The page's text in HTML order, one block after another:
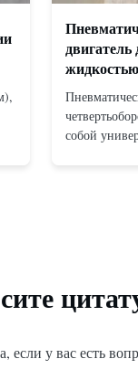
собой
у вас есть